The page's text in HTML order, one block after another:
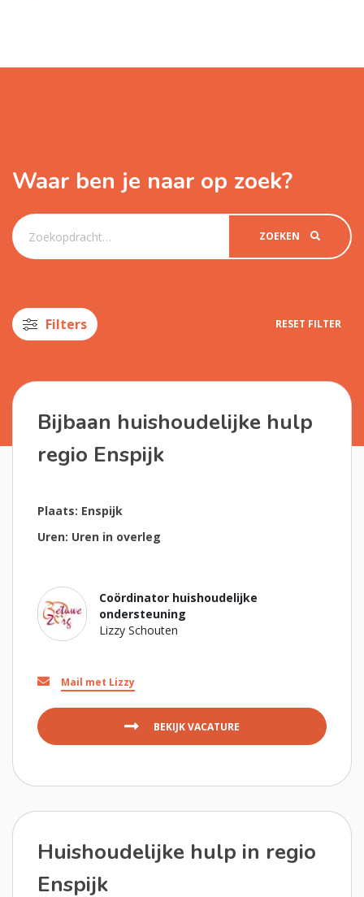
RESET FILTER
Waar ben je naar op zoek?
ZOEKEN
Filters
Bijbaan huishoudelijke hulp
regio Enspijk
Plaats: Enspijk
Uren: Uren in overleg
Coördinator huishoudelijke
ondersteuning
Lizzy Schouten
BEKIJK VACATURE
Mail met Lizzy
Huishoudelijke hulp in regio
Enspijk